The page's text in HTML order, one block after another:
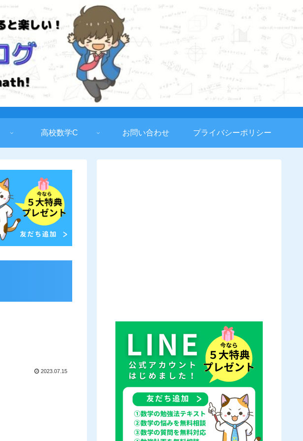
高校数学C お問い合わせ プライバシーポリシー
2023.07.15